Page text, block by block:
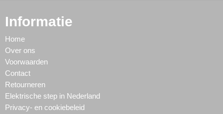
Informatie
Home
Over ons
Voorwaarden
Contact
Retourneren
Elektrische step in Nederland
Privacy- en cookiebeleid